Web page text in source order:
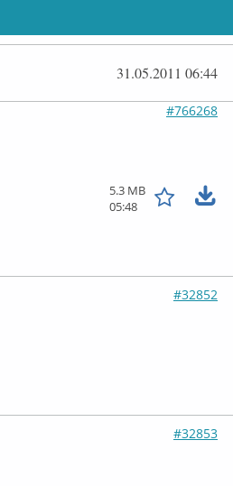
31.05.2011 06:44
#766268
5.3 MB
05:48
#32852
#32853